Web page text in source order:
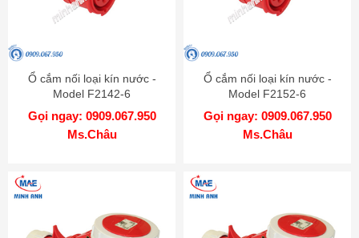
Ổ cắm nối loại kín nước -
Model F2142-6
Gọi ngay: 0909.067.950
Ms.Châu
Ổ cắm nối loại kín nước -
Model F2152-6
Gọi ngay: 0909.067.950
Ms.Châu